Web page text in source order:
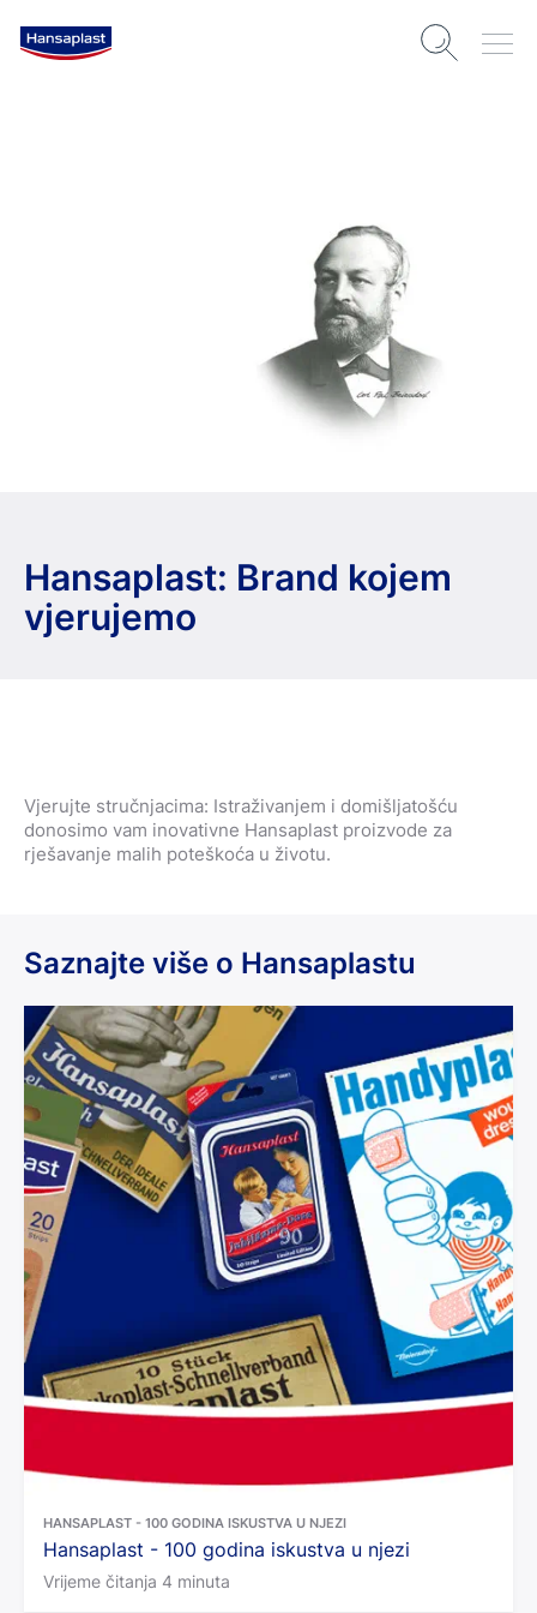
Hansaplast: Brand kojem
vjerujemo
Vjerujte stručnjacima: Istraživanjem i domišljatošću
donosimo vam inovativne Hansaplast proizvode za
rješavanje malih poteškoća u životu.
Saznajte više o Hansaplastu
HANSAPLAST - 100 GODINA ISKUSTVA U NJEZI
Hansaplast - 100 godina iskustva u njezi
Vrijeme čitanja 4 minuta